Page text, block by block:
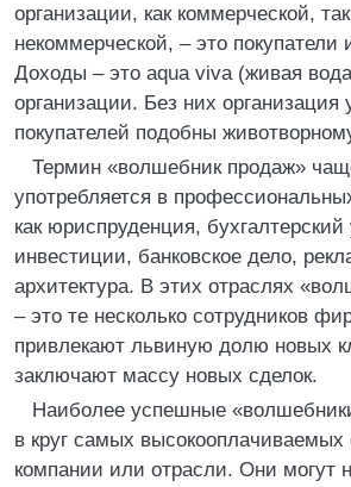
организации, как коммерческой,
некоммерческой, – это покупатели
Доходы – это aqua viva (живая
организации. Без них организация
покупателей подобны
Термин «волшебник продаж»
употребляется в
как юриспруденция, бухгалтерский
инвестиции, банковское дело,
архитектура. В этих отраслях
– это те несколько сотрудников
привлекают львиную долю новых
заключают массу новых сделок.
Наиболее успешные
в круг самых
компании или отрасли. Они могут